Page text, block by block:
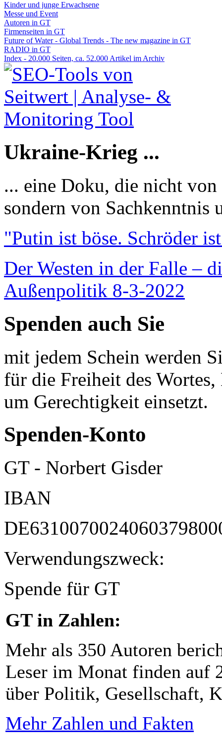
Kinder und junge Erwachsene
Messe und Event
Autoren in GT
Firmenseiten in GT
Future of Water - Global Trends - The new magazine in GT
RADIO in GT
Index - 20.000 Seiten, ca. 52.000 Artikel im Archiv
Ukraine-Krieg ...
... eine Doku, die nicht
sondern von Sachkenntnis
"Putin ist böse. Schröder
Der Westen in der Falle –
Außenpolitik 8-3-2022
Spenden auch Sie
mit jedem Schein werden
für die Freiheit des
um Gerechtigkeit einsetzt.
Spenden-Konto
GT - Norbert Gisder
IBAN
Verwendungszweck:
Spende für GT
GT in Zahlen:
Mehr als 350 Autoren
Leser im Monat finden auf
über Politik, Gesellschaft,
Mehr Zahlen und Fakten